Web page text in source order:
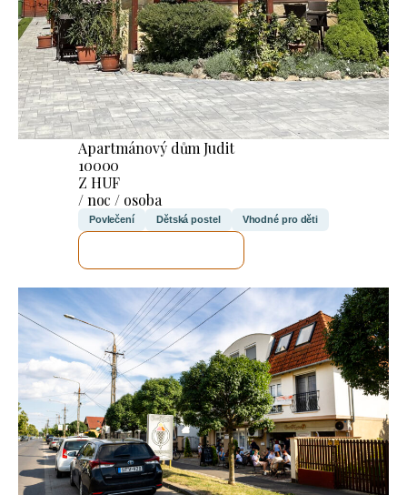
Apartmánový dům Judit
10000
Z HUF
/ noc / osoba
Povlečení Dětská postel Vhodné pro děti